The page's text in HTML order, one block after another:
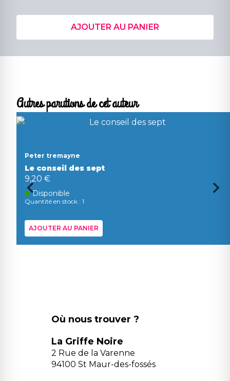
AJOUTER AU PANIER
Autres parutions de cet auteur
Peter tremayne
Le conseil des sept
9,20 €
Disponible
Quantité en stock : 1
AJOUTER AU PANIER
Où nous trouver ?
La Griffe Noire
2 Rue de la Varenne
94100 St Maur-des-fossés